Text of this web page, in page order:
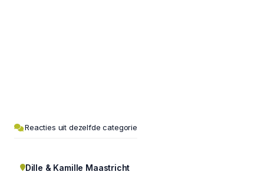
Reacties uit dezelfde categorie
Dille & Kamille Maastricht